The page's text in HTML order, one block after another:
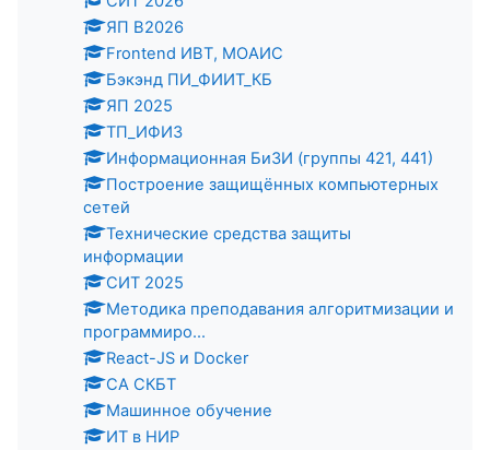
ЯП В2026
Frontend ИВТ, МОАИС
Бэкэнд ПИ_ФИИТ_КБ
ЯП 2025
ТП_ИФИЗ
Информационная БиЗИ (группы 421, 441)
Построение защищённых компьютерных
сетей
Технические средства защиты
информации
СИТ 2025
Методика преподавания алгоритмизации и
программиро...
React-JS и Docker
СА СКБТ
Машинное обучение
ИТ в НИР